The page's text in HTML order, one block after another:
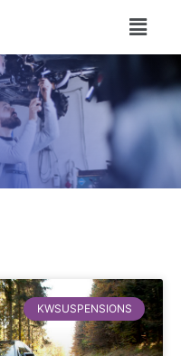
KWSUSPENSIONS